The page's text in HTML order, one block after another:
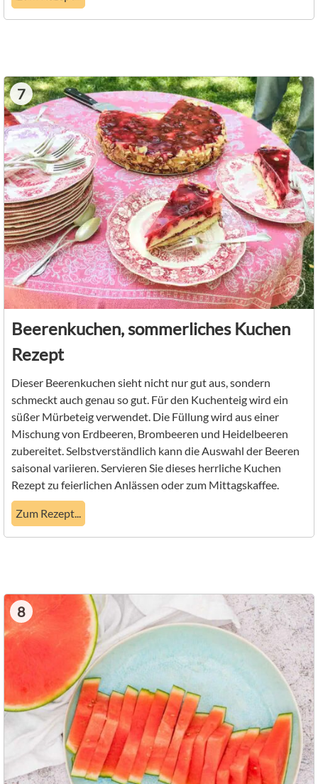
7
Beerenkuchen, sommerliches Kuchen
Rezept
Dieser Beerenkuchen sieht nicht nur gut aus, sondern
schmeckt auch genau so gut. Für den Kuchenteig wird ein
süßer Mürbeteig verwendet. Die Füllung wird aus einer
Mischung von Erdbeeren, Brombeeren und Heidelbeeren
zubereitet. Selbstverständlich kann die Auswahl der Beeren
saisonal variieren. Servieren Sie dieses herrliche Kuchen
Rezept zu feierlichen Anlässen oder zum Mittagskaffee.
Zum Rezept...
8